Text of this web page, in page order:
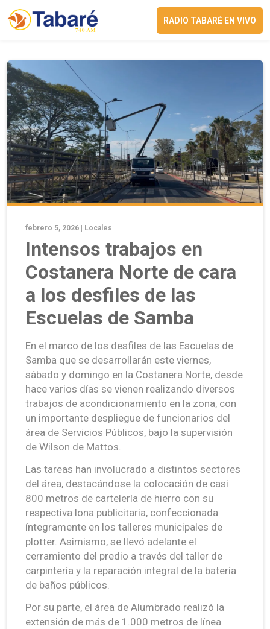
RADIO TABARÉ EN VIVO
febrero 5, 2026 | Locales
Intensos trabajos en
Costanera Norte de cara
a los desfiles de las
Escuelas de Samba
En el marco de los desfiles de las Escuelas de
Samba que se desarrollarán este viernes,
sábado y domingo en la Costanera Norte, desde
hace varios días se vienen realizando diversos
trabajos de acondicionamiento en la zona, con
un importante despliegue de funcionarios del
área de Servicios Públicos, bajo la supervisión
de Wilson de Mattos.
Las tareas han involucrado a distintos sectores
del área, destacándose la colocación de casi
800 metros de cartelería de hierro con su
respectiva lona publicitaria, confeccionada
íntegramente en los talleres municipales de
plotter. Asimismo, se llevó adelante el
cerramiento del predio a través del taller de
carpintería y la reparación integral de la batería
de baños públicos.
Por su parte, el área de Alumbrado realizó la
extensión de más de 1.000 metros de línea